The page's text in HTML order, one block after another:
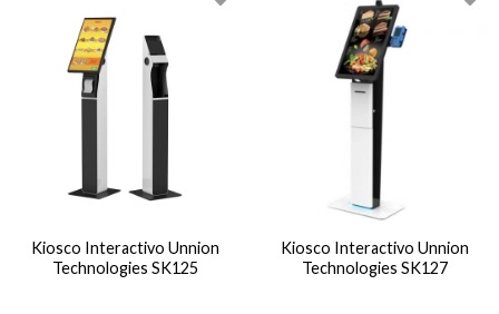
Kiosco Interactivo Unnion
Technologies SK125
Kiosco Interactivo Unnion
Technologies SK127